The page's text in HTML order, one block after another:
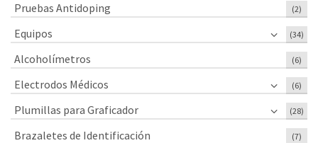
Pruebas Antidoping (2)
Equipos (34)
Alcoholímetros (6)
Electrodos Médicos (6)
Plumillas para Graficador (28)
Brazaletes de Identificación (7)